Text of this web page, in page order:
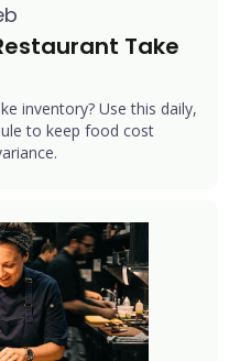
Take
inventory? Use this daily,
to keep food cost